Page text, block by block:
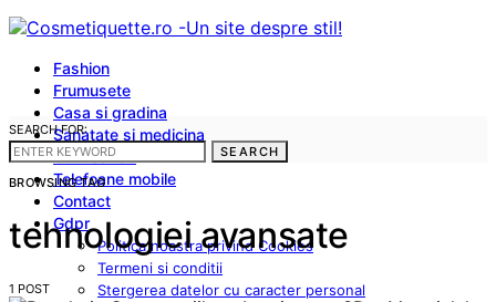
Fashion
Frumusete
Casa si gradina
Sanatate si medicina
Cum sa fac
Telefoane mobile
Contact
Gdpr
Politica noastra privind Cookies
Termeni si conditii
Stergerea datelor cu caracter personal
SEARCH FOR:
SEARCH
BROWSING TAG
tehnologiei avansate
1 POST